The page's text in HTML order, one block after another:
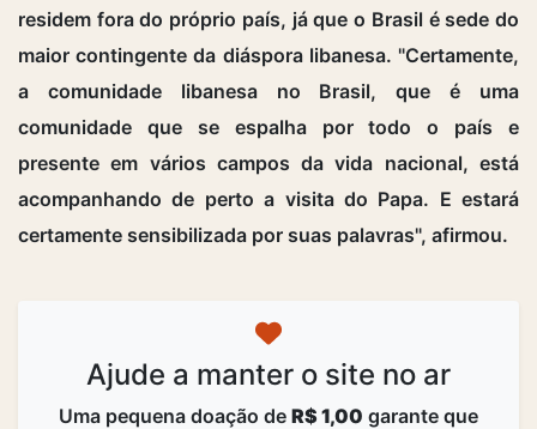
residem fora do próprio país, já que o Brasil é sede do
maior contingente da diáspora libanesa. "Certamente,
a comunidade libanesa no Brasil, que é uma
comunidade que se espalha por todo o país e
presente em vários campos da vida nacional, está
acompanhando de perto a visita do Papa. E estará
certamente sensibilizada por suas palavras", afirmou.
Ajude a manter o site no ar
Uma pequena doação de R$ 1,00 garante que